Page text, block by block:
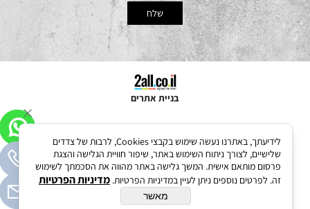
בניית אתרים
לידיעתך, באתרנו נעשה שימוש בקבצי Cookies, לרבות של צדדים
שלישיים, לצורך ניתוח השימוש באתר, שיפור חוויית הגלישה והצגת
פרסום מותאם אישית. המשך גלישה באתר מהווה את הסכמתך לשימוש
זה. לפרטים נוספים ניתן לעיין במדיניות הפרטיות. מדיניות הפרטיות
מאשר